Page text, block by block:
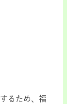
るため、福